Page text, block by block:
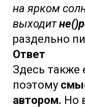
на ярком
выходит
раздельно
Ответ
Здесь также
поэтому
автором. Но